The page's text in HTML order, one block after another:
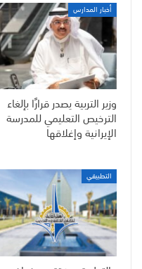
أخبار المدارس
وزير التربية يصدر قرارًا بإلغاء
الترخيص التعليمي للمدرسة
الإيرانية وإغلاقها
التطبيقي